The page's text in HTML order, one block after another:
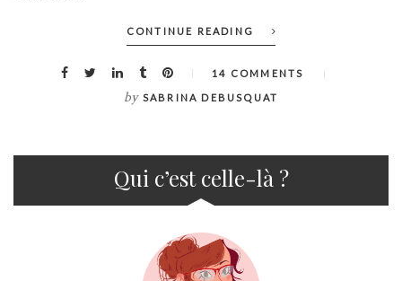
CONTINUE READING
14 COMMENTS
by SABRINA DEBUSQUAT
Qui c’est celle-là ?